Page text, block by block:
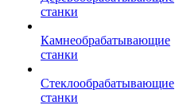
станки
Камнеобрабатывающие
станки
Стеклообрабатывающие
станки